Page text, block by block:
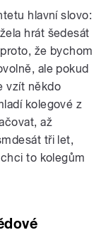
hlavní slovo:
hrát šedesát
že bychom
ale pokud
vzít někdo
kolegové z
až
tři let,
to kolegům